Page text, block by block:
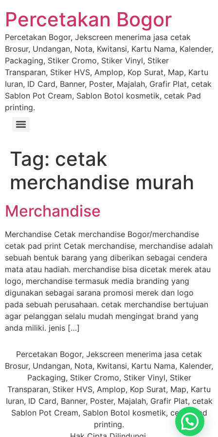
Percetakan Bogor
Percetakan Bogor, Jekscreen menerima jasa cetak
Brosur, Undangan, Nota, Kwitansi, Kartu Nama, Kalender,
Packaging, Stiker Cromo, Stiker Vinyl, Stiker
Transparan, Stiker HVS, Amplop, Kop Surat, Map, Kartu
Iuran, ID Card, Banner, Poster, Majalah, Grafir Plat, cetak
Sablon Pot Cream, Sablon Botol kosmetik, cetak Pad
printing.
Tag: cetak
merchandise murah
Merchandise
Merchandise Cetak merchandise Bogor/merchandise
cetak pad print Cetak merchandise, merchandise adalah
sebuah bentuk barang yang diberikan sebagai cendera
mata atau hadiah. merchandise bisa dicetak merek atau
logo, merchandise termasuk media branding yang
digunakan sebagai sarana promosi merek dan logo
pada sebuah perusahaan. cetak merchandise bertujuan
agar pelanggan selalu mudah mengingat brand yang
anda miliki. jenis […]
Percetakan Bogor, Jekscreen menerima jasa cetak
Brosur, Undangan, Nota, Kwitansi, Kartu Nama, Kalender,
Packaging, Stiker Cromo, Stiker Vinyl, Stiker
Transparan, Stiker HVS, Amplop, Kop Surat, Map, Kartu
Iuran, ID Card, Banner, Poster, Majalah, Grafir Plat, cetak
Sablon Pot Cream, Sablon Botol kosmetik, cetak Pad
printing.